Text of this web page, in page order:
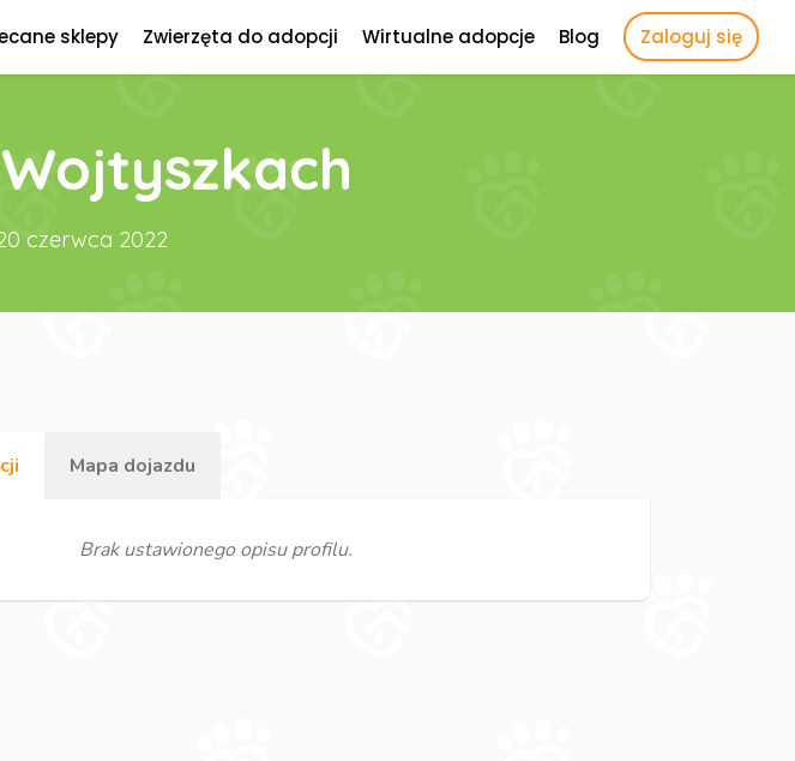
sklepy Zwierzęta do adopcji Wirtualne adopcje Blog Zaloguj się
czerwca 2022
Mapa dojazdu
Brak ustawionego opisu profilu.